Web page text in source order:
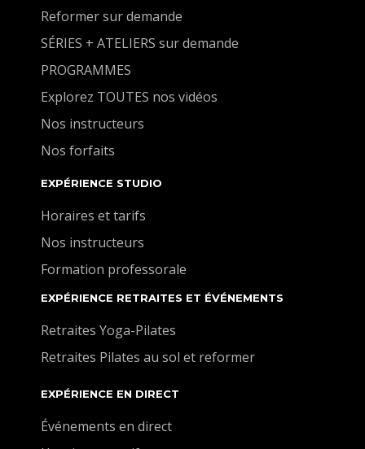
Reformer sur demande
SÉRIES + ATELIERS sur demande
PROGRAMMES
Explorez TOUTES nos vidéos
Nos instructeurs
Nos forfaits
EXPÉRIENCE STUDIO
Horaires et tarifs
Nos instructeurs
Formation professorale
EXPÉRIENCE RETRAITES ET ÉVÉNEMENTS
Retraites Yoga-Pilates
Retraites Pilates au sol et reformer
EXPÉRIENCE EN DIRECT
Événements en direct